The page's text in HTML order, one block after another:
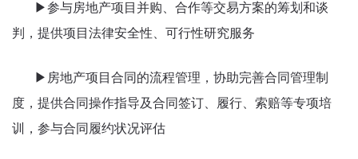
▶参与房地产项目并购、合作等交易方案的筹划和谈
判，提供项目法律安全性、可行性研究服务
▶房地产项目合同的流程管理，协助完善合同管理制
度，提供合同操作指导及合同签订、履行、索赔等专项培
训，参与合同履约状况评估